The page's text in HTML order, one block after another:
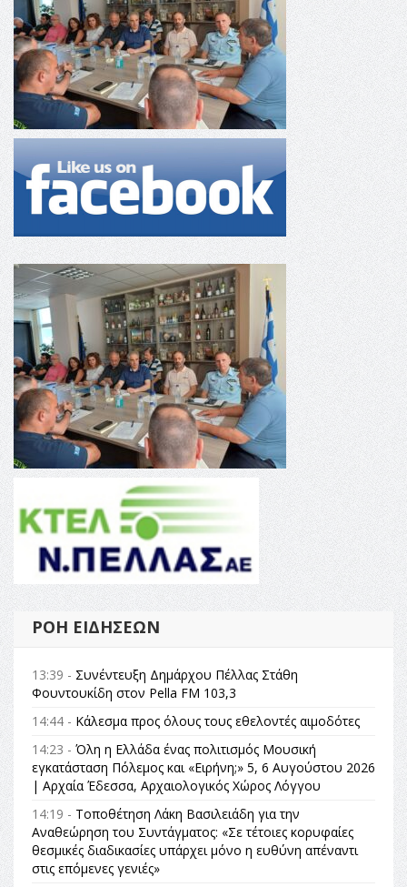
ΡΟΉ ΕΙΔΉΣΕΩΝ
13:39 - Συνέντευξη Δημάρχου Πέλλας Στάθη
Φουντουκίδη στον Pella FM 103,3
14:44 - Κάλεσμα προς όλους τους εθελοντές αιμοδότες
14:23 - Όλη η Ελλάδα ένας πολιτισμός Μουσική
εγκατάσταση Πόλεμος και «Ειρήνη;» 5, 6 Αυγούστου 2026
| Αρχαία Έδεσσα, Αρχαιολογικός Χώρος Λόγγου
14:19 - Τοποθέτηση Λάκη Βασιλειάδη για την
Αναθεώρηση του Συντάγματος: «Σε τέτοιες κορυφαίες
θεσμικές διαδικασίες υπάρχει μόνο η ευθύνη απέναντι
στις επόμενες γενιές»